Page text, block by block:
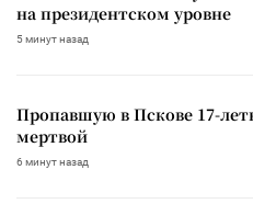
на президентском уровне
5 минут назад
Пропавшую в Пскове 17-
мертвой
6 минут назад